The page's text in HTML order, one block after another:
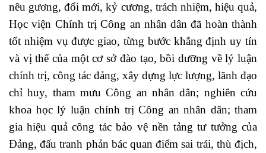
nêu gương, đổi mới, kỷ cương, trách nhiệm, hiệu quả,
Học viện Chính trị Công an nhân dân đã hoàn thành
tốt nhiệm vụ được giao, từng bước khẳng định uy tín
và vị thế của một cơ sở đào tạo, bồi dưỡng về lý luận
chính trị, công tác đảng, xây dựng lực lượng, lãnh đạo
chỉ huy, tham mưu Công an nhân dân; nghiên cứu
khoa học lý luận chính trị Công an nhân dân; tham
gia hiệu quả công tác bảo vệ nền tảng tư tưởng của
Đảng, đấu tranh phản bác quan điểm sai trái, thù địch,